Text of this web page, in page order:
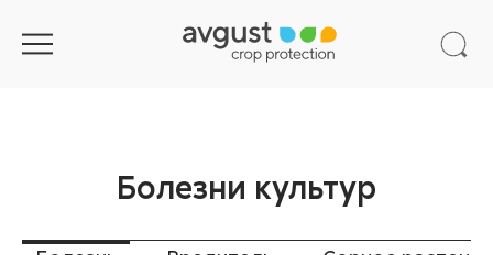
Болезни культур